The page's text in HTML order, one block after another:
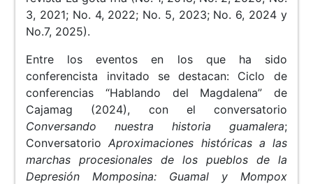
3, 2021; No. 4, 2022; No. 5, 2023; No. 6, 2024 y
No.7, 2025).
Entre los eventos en los que ha sido
conferencista invitado se destacan: Ciclo de
conferencias “Hablando del Magdalena” de
Cajamag (2024), con el conversatorio
Conversando nuestra historia guamalera;
ConversatorioAproximaciones históricas a las
marchas procesionales de los pueblos de la
Depresión Momposina: Guamal y Mompox